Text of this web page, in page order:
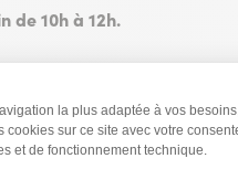
de 10h à 12h.
du moulin vous rappelle
au moulin, les mercredis et